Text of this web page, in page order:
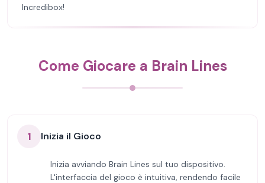
Incredibox!
Come Giocare a Brain Lines
1 Inizia il Gioco
Inizia avviando Brain Lines sul tuo dispositivo.
L'interfaccia del gioco è intuitiva, rendendo facile